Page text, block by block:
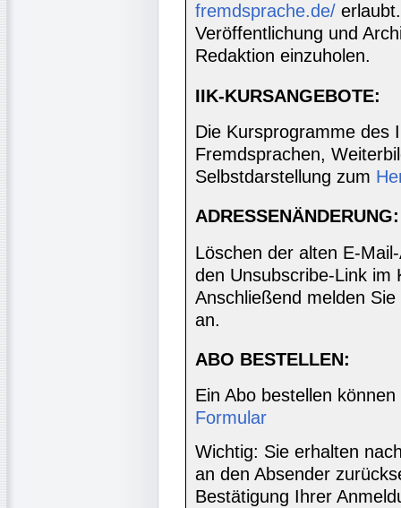
fremdsprache.de/
Veröffentlichung und
Redaktion einzuholen.
IIK-KURSANGEBOTE:
Die Kursprogramme des
Fremdsprachen,
Selbstdarstellung zum
ADRESSENÄNDERUNG:
Löschen der alten E-
den Unsubscribe-Link im
Anschließend melden
an.
ABO BESTELLEN:
Ein Abo bestellen
Formular
Wichtig: Sie erhalten
an den Absender
Bestätigung Ihrer